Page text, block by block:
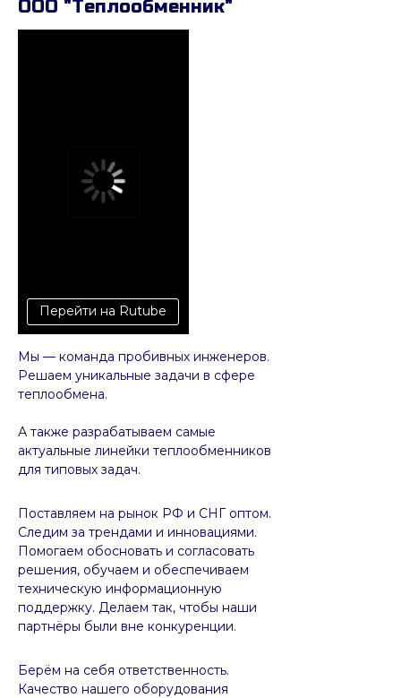
ООО "Теплообменник"
Мы — команда пробивных инженеров.
Решаем уникальные задачи в сфере
теплообмена.
А также разрабатываем самые
актуальные линейки теплообменников
для типовых задач.
Берём на себя ответственность.
Качество нашего оборудования
Поставляем на рынок РФ и СНГ оптом.
Следим за трендами и инновациями.
Помогаем обосновать и согласовать
решения, обучаем и обеспечиваем
техническую информационную
поддержку. Делаем так, чтобы наши
партнёры были вне конкуренции.
Перейти на Rutube